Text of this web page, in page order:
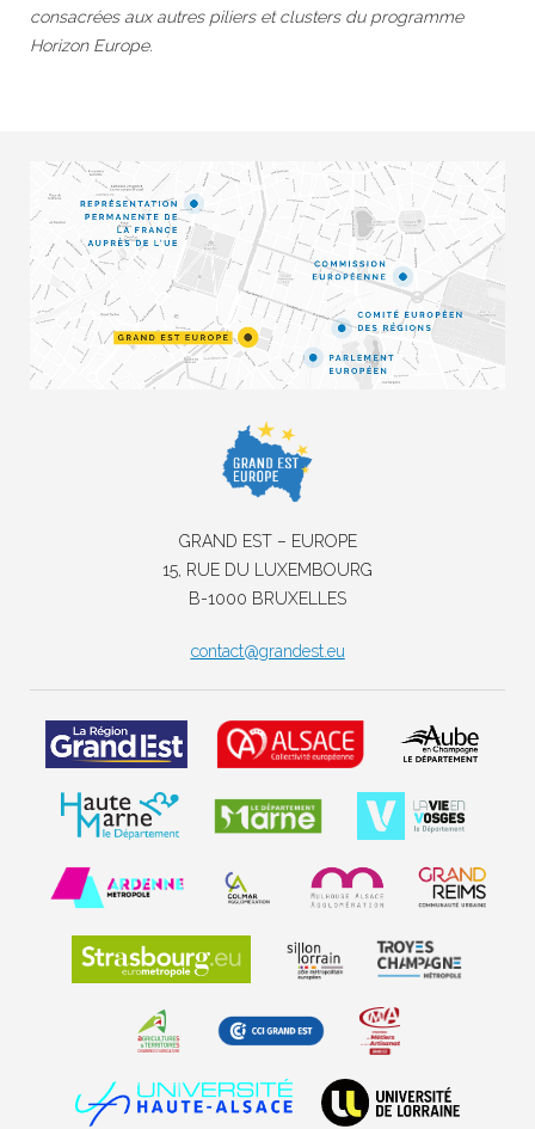
consacrées aux autres piliers et clusters du programme
Horizon Europe.
GRAND EST – EUROPE
15, RUE DU LUXEMBOURG
B-1000 BRUXELLES
contact@grandest.eu